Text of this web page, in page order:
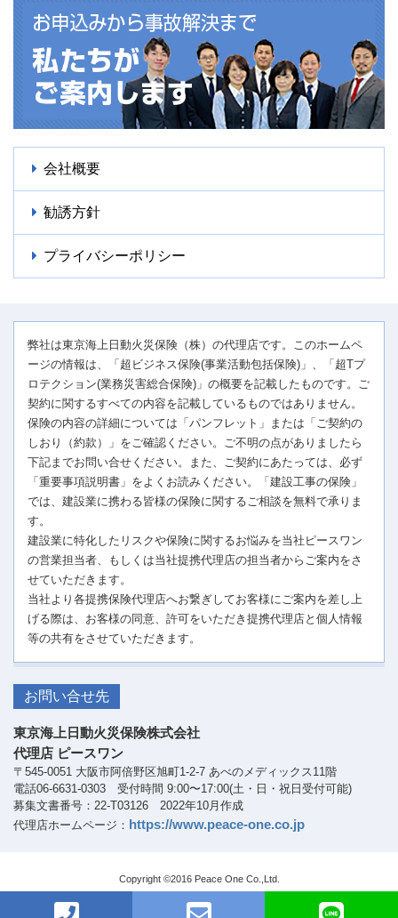
会社概要
勧誘方針
プライバシーポリシー
弊社は東京海上日動火災保険（株）の代理店です。このホームペ
ージの情報は、「超ビジネス保険(事業活動包括保険)」、「超Tプ
ロテクション(業務災害総合保険)」の概要を記載したものです。ご
契約に関するすべての内容を記載しているものではありません。
保険の内容の詳細については「パンフレット」または「ご契約の
しおり（約款）」をご確認ください。ご不明の点がありましたら
下記までお問い合せください。また、ご契約にあたっては、必ず
「重要事項説明書」をよくお読みください。「建設工事の保険」
では、建設業に携わる皆様の保険に関するご相談を無料で承りま
す。
建設業に特化したリスクや保険に関するお悩みを当社ピースワン
の営業担当者、もしくは当社提携代理店の担当者からご案内をさ
せていただきます。
当社より各提携保険代理店へお繋ぎしてお客様にご案内を差し上
げる際は、お客様の同意、許可をいただき提携代理店と個人情報
等の共有をさせていただきます。
お問い合せ先
東京海上日動火災保険株式会社
代理店 ピースワン
〒545-0051 大阪市阿倍野区旭町1-2-7 あべのメディックス11階
電話06-6631-0303 受付時間 9:00〜17:00(土・日・祝日受付可能)
募集文書番号：22-T03126 2022年10月作成
代理店ホームページ： https://www.peace-one.co.jp
Copyright ©2016 Peace One Co.,Ltd.